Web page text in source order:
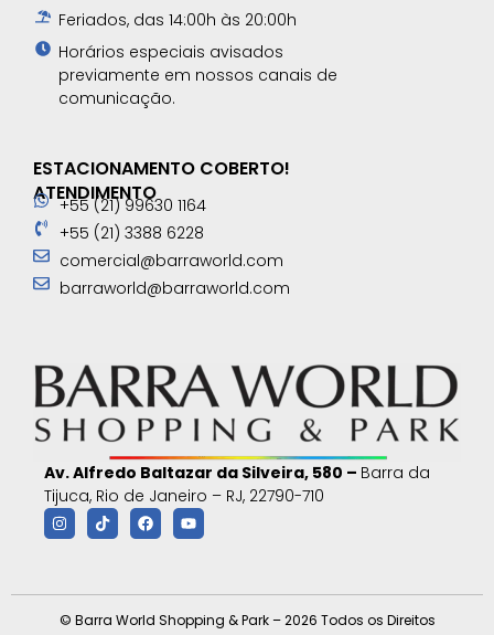
Feriados, das 14:00h às 20:00h
Horários especiais avisados
previamente em nossos canais de
comunicação.​
ESTACIONAMENTO COBERTO!
ATENDIMENTO
+55 (21) 99630 1164
+55 (21) 3388 6228
comercial@barraworld.com
barraworld@barraworld.com
Av. Alfredo Baltazar da Silveira, 580 – Barra da
Tijuca, Rio de Janeiro – RJ, 22790-710
© Barra World Shopping & Park – 2026 Todos os Direitos